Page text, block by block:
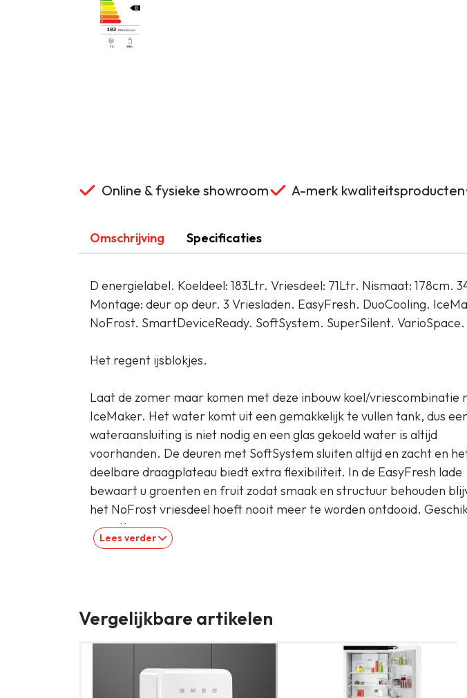
Online & fysieke showroom A-merk kwaliteitsproducten
Omschrijving Specificaties
D energielabel. Koeldeel: 183Ltr. Vriesdeel: 71Ltr. Nismaat: 178cm.
Montage: deur op deur. 3 Vriesladen. EasyFresh. DuoCooling.
NoFrost. SmartDeviceReady. SoftSystem. SuperSilent. VarioSpace.
Het regent ijsblokjes.
Laat de zomer maar komen met deze inbouw koel/vriescombinatie
IceMaker. Het water komt uit een gemakkelijk te vullen tank, dus
wateraansluiting is niet nodig en een glas gekoeld water is altijd
voorhanden. De deuren met SoftSystem sluiten altijd en zacht en
deelbare draagplateau biedt extra flexibiliteit. In de EasyFresh lade
bewaart u groenten en fruit zodat smaak en structuur behouden
het NoFrost vriesdeel hoeft nooit meer te worden ontdooid.
smarthome.
Nismaat: 178 cm
Deurmontage systeem: deur op deur systeem
Volume koelgedeelte: 183 l
Lees verder
Vergelijkbare artikelen